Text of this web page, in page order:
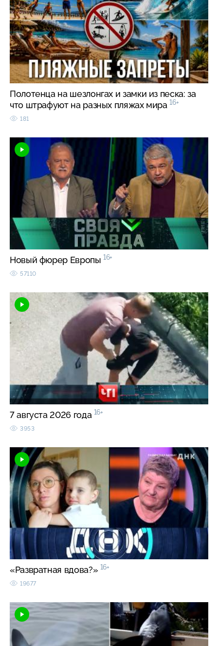
Полотенца на шезлонгах и замки из песка: за
что штрафуют на разных пляжах мира 16+
181
Новый фюрер Европы 16+
57110
7 августа 2026 года 16+
3953
«Развратная вдова?» 16+
19677